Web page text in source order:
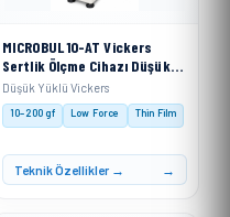
MICROBUL 10-AT Vickers
Sertlik Ölçme Cihazı Düşük
Yüklü
Düşük Yüklü Vickers
10–200 gf Low Force Thin Film
Teknik Özellikler →